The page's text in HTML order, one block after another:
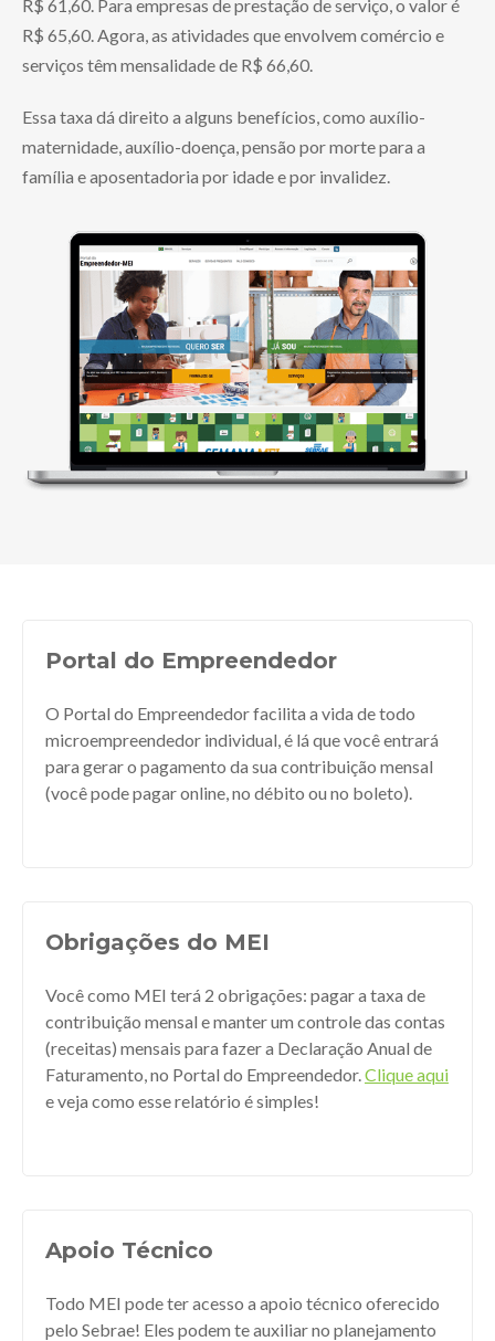
R$ 61,60. Para empresas de prestação de serviço, o valor é
R$ 65,60. Agora, as atividades que envolvem comércio e
serviços têm mensalidade de R$ 66,60.
Essa taxa dá direito a alguns benefícios, como auxílio-
maternidade, auxílio-doença, pensão por morte para a
família e aposentadoria por idade e por invalidez.
Portal do Empreendedor
O Portal do Empreendedor facilita a vida de todo
microempreendedor individual, é lá que você entrará
para gerar o pagamento da sua contribuição mensal
(você pode pagar online, no débito ou no boleto).
Obrigações do MEI
Você como MEI terá 2 obrigações: pagar a taxa de
contribuição mensal e manter um controle das contas
(receitas) mensais para fazer a Declaração Anual de
Faturamento, no Portal do Empreendedor. Clique aqui
e veja como esse relatório é simples!
Apoio Técnico
Todo MEI pode ter acesso a apoio técnico oferecido
pelo Sebrae! Eles podem te auxiliar no planejamento